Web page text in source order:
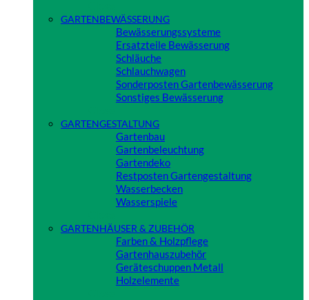
GARTENBEWÄSSERUNG
Bewässerungssysteme
Ersatzteile Bewässerung
Schläuche
Schlauchwagen
Sonderposten Gartenbewässerung
Sonstiges Bewässerung
GARTENGESTALTUNG
Gartenbau
Gartenbeleuchtung
Gartendeko
Restposten Gartengestaltung
Wasserbecken
Wasserspiele
GARTENHÄUSER & ZUBEHÖR
Farben & Holzpflege
Gartenhauszubehör
Geräteschuppen Metall
Holzelemente